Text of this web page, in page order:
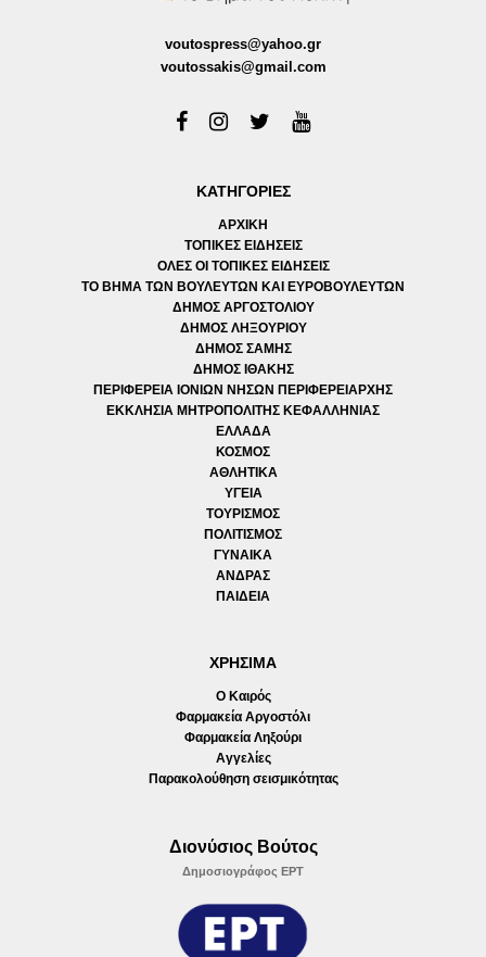
voutospress@yahoo.gr
voutossakis@gmail.com
ΚΑΤΗΓΟΡΙΕΣ
ΑΡΧΙΚΗ
ΤΟΠΙΚΕΣ ΕΙΔΗΣΕΙΣ
ΟΛΕΣ ΟΙ ΤΟΠΙΚΕΣ ΕΙΔΗΣΕΙΣ
ΤΟ ΒΗΜΑ ΤΩΝ ΒΟΥΛΕΥΤΩΝ ΚΑΙ ΕΥΡΟΒΟΥΛΕΥΤΩΝ
ΔΗΜΟΣ ΑΡΓΟΣΤΟΛΙΟΥ
ΔΗΜΟΣ ΛΗΞΟΥΡΙΟΥ
ΔΗΜΟΣ ΣΑΜΗΣ
ΔΗΜΟΣ ΙΘΑΚΗΣ
ΠΕΡΙΦΕΡΕΙΑ ΙΟΝΙΩΝ ΝΗΣΩΝ ΠΕΡΙΦΕΡΕΙΑΡΧΗΣ
ΕΚΚΛΗΣΙΑ ΜΗΤΡΟΠΟΛΙΤΗΣ ΚΕΦΑΛΛΗΝΙΑΣ
ΕΛΛΑΔΑ
ΚΟΣΜΟΣ
ΑΘΛΗΤΙΚΑ
ΥΓΕΙΑ
ΤΟΥΡΙΣΜΟΣ
ΠΟΛΙΤΙΣΜΟΣ
ΓΥΝΑΙΚΑ
ΑΝΔΡΑΣ
ΠΑΙΔΕΙΑ
ΧΡΗΣΙΜΑ
Ο Καιρός
Φαρμακεία Αργοστόλι
Φαρμακεία Ληξούρι
Αγγελίες
Παρακολούθηση σεισμικότητας
Διονύσιος Βούτος
Δημοσιογράφος ΕΡΤ